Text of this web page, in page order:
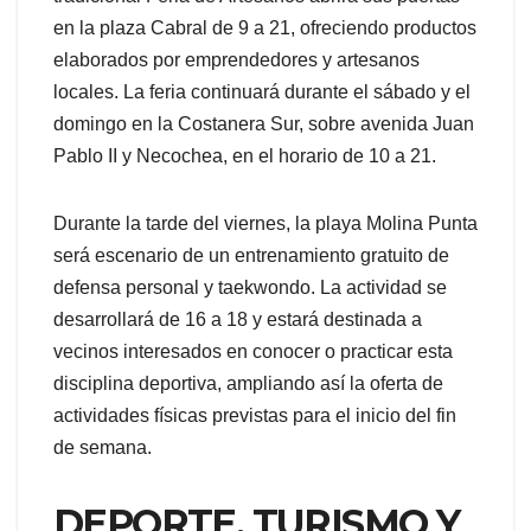
en la plaza Cabral de 9 a 21, ofreciendo productos
elaborados por emprendedores y artesanos
locales. La feria continuará durante el sábado y el
domingo en la Costanera Sur, sobre avenida Juan
Pablo II y Necochea, en el horario de 10 a 21.
Durante la tarde del viernes, la playa Molina Punta
será escenario de un entrenamiento gratuito de
defensa personal y taekwondo. La actividad se
desarrollará de 16 a 18 y estará destinada a
vecinos interesados en conocer o practicar esta
disciplina deportiva, ampliando así la oferta de
actividades físicas previstas para el inicio del fin
de semana.